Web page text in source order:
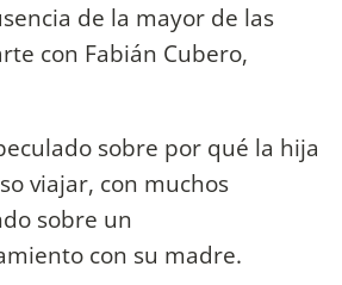
de la mayor de las
con Fabián Cubero,
sobre por qué la hija
viajar, con muchos
sobre un
con su madre.